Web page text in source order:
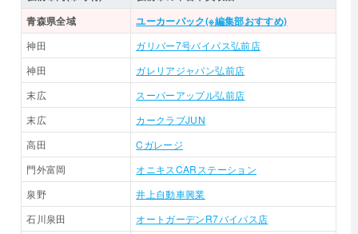
青森県全域
ユーカーパック(※編集部おすすめ)
神田
ガリバー7号バイパス弘前店
神田
ガレリアジャパン弘前店
末広
スーパーアップル弘前店
末広
カークラブJUN
高田
Cガレージ
門外富岡
オニキスCARステーション
泉野
井上自動車興業
石川泉田
オートガーデンR7バイパス店